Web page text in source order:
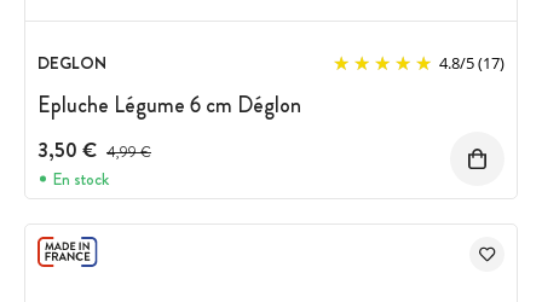
DEGLON 4.8/5(17)
Epluche Légume 6 cm Déglon
3,50 € Prix avant réduction :
4,99 €
En stock